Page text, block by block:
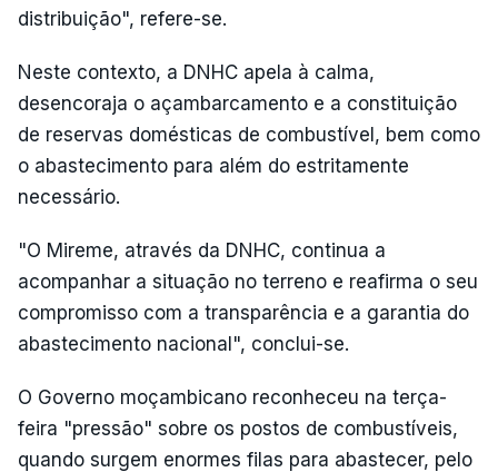
distribuição", refere-se.
Neste contexto, a DNHC apela à calma,
desencoraja o açambarcamento e a constituição
de reservas domésticas de combustível, bem como
o abastecimento para além do estritamente
necessário.
"O Mireme, através da DNHC, continua a
acompanhar a situação no terreno e reafirma o seu
compromisso com a transparência e a garantia do
abastecimento nacional", conclui-se.
O Governo moçambicano reconheceu na terça-
feira "pressão" sobre os postos de combustíveis,
quando surgem enormes filas para abastecer, pelo